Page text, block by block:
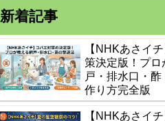
新着記事
【NHKあさイ
策決定版！プロ
戸・排水口・
作り方完全版
【NHKあさイ